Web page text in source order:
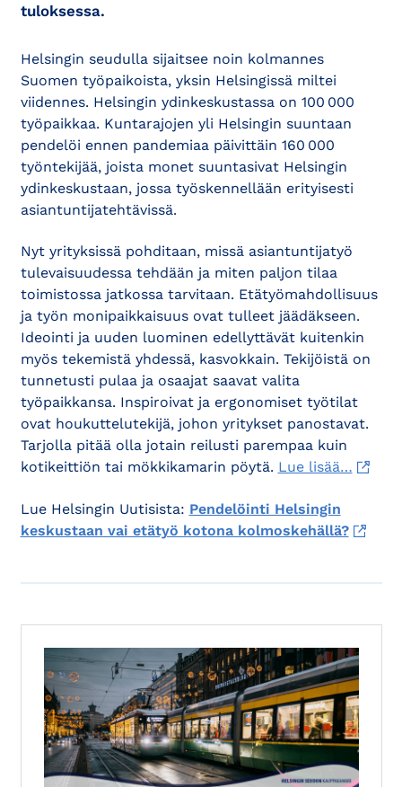
tuloksessa.
Helsingin seudulla sijaitsee noin kolmannes
Suomen työpaikoista, yksin Helsingissä miltei
viidennes. Helsingin ydinkeskustassa on 100 000
työpaikkaa. Kuntarajojen yli Helsingin suuntaan
pendelöi ennen pandemiaa päivittäin 160 000
työntekijää, joista monet suuntasivat Helsingin
ydinkeskustaan, jossa työskennellään erityisesti
asiantuntijatehtävissä.
Nyt yrityksissä pohditaan, missä asiantuntijatyö
tulevaisuudessa tehdään ja miten paljon tilaa
toimistossa jatkossa tarvitaan. Etätyömahdollisuus
ja työn monipaikkaisuus ovat tulleet jäädäkseen.
Ideointi ja uuden luominen edellyttävät kuitenkin
myös tekemistä yhdessä, kasvokkain. Tekijöistä on
tunnetusti pulaa ja osaajat saavat valita
työpaikkansa. Inspiroivat ja ergonomiset työtilat
ovat houkuttelutekijä, johon yritykset panostavat.
Tarjolla pitää olla jotain reilusti parempaa kuin
kotikeittiön tai mökkikamarin pöytä. Lue lisää…
Lue Helsingin Uutisista: Pendelöinti Helsingin
keskustaan vai etätyö kotona kolmoskehällä?